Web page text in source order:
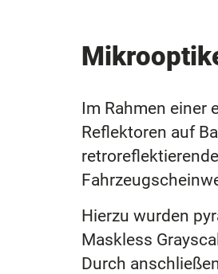
Im Rahmen einer
Reflektoren auf
Hierzu wurden
Maskless
Durch